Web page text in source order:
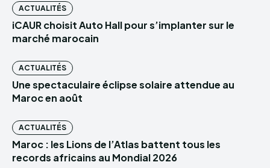
ACTUALITÉS
iCAUR choisit Auto Hall pour s’implanter sur le
marché marocain
ACTUALITÉS
Une spectaculaire éclipse solaire attendue au
Maroc en août
ACTUALITÉS
Maroc : les Lions de l’Atlas battent tous les
records africains au Mondial 2026